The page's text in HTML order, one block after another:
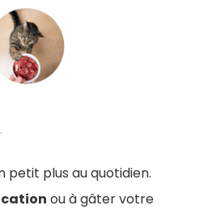
petit plus au quotidien.
ou à gâter votre